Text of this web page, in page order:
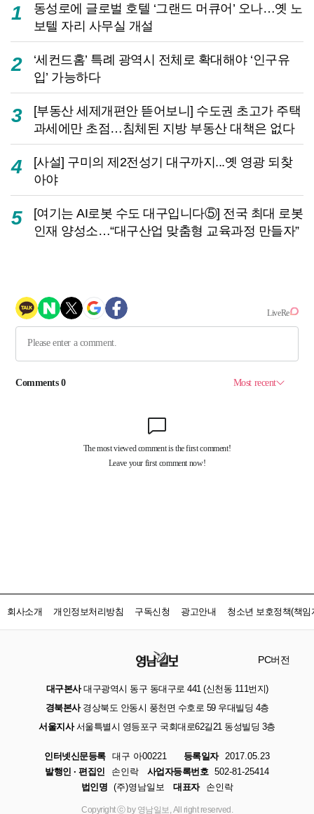
1
동성로에 글로벌 호텔 ‘그랜드 머큐어’ 오나…옛 노
보텔 자리 사무실 개설
2
‘세컨드홈’ 특례 광역시 전체로 확대해야 ‘인구유
입’ 가능하다
3
[부동산 세제개편안 뜯어보니] 수도권 초고가 주택
과세에만 초점…침체된 지방 부동산 대책은 없다
4
[사설] 구미의 제2전성기 대구까지...옛 영광 되찾
아야
5
[여기는 AI로봇 수도 대구입니다⑤] 전국 최대 로봇
인재 양성소…“대구산업 맞춤형 교육과정 만들자”
회사소개 개인정보처리방침 구독신청 광고안내 청소년 보호정책(책임
PC버전
대구본사대구광역시 동구 동대구로 441 (신천동 111번지)
경북본사경상북도 안동시 풍천면 수호로 59 우대빌딩 4층
서울지사서울특별시 영등포구 국회대로62길21 동성빌딩 3층
인터넷신문등록 대구 아00221 등록일자
2017.05.23
발행인 · 편집인
손인락 사업자등록번호 502-81-25414
법인명 (주)영남일보 대표자 손인락
Copyright ⓒ by 영남일보, All right reserved.